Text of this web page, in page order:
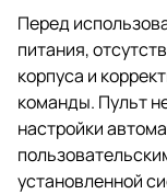
Перед
питания,
корпуса и
команды. Пульт
настройки
установленной